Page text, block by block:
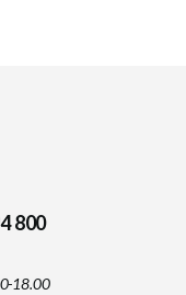
800
18.00